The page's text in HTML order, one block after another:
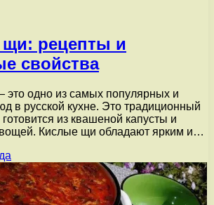
рецепты и
свойства
одно из самых популярных и
в русской кухне. Это традиционный
из квашеной капусты и
Кислые щи обладают ярким и…